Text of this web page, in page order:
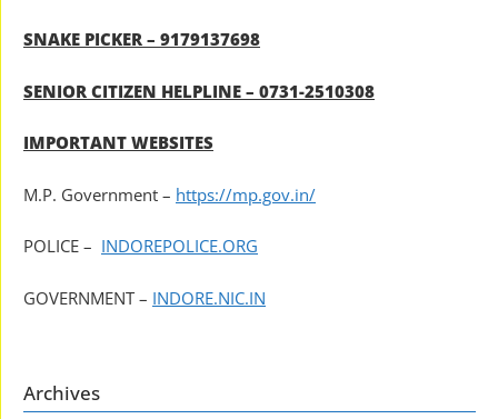
SNAKE PICKER – 9179137698
SENIOR CITIZEN HELPLINE – 0731-2510308
IMPORTANT WEBSITES
M.P. Government – https://mp.gov.in/
POLICE – INDOREPOLICE.ORG
GOVERNMENT – INDORE.NIC.IN
Archives